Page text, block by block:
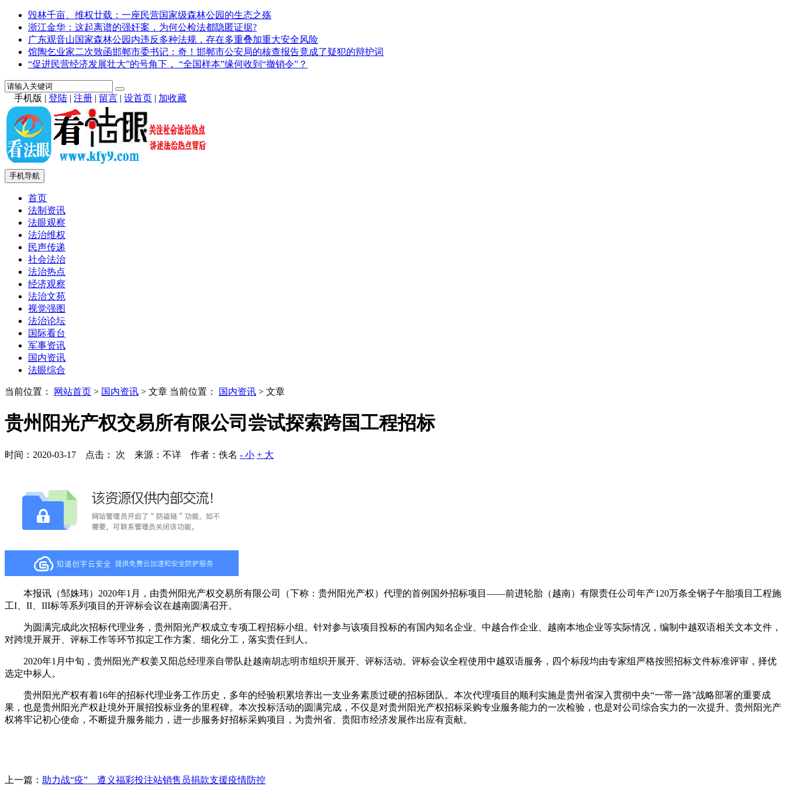
毁林千亩、维权廿载：一座民营国家级森林公园的生态之殇
浙江金华：这起离谱的强奸案，为何公检法都隐匿证据?
广东观音山国家森林公园内违反多种法规，存在多重叠加重大安全风险
馆陶乞业家二次致函邯郸市委书记：奇！邯郸市公安局的核查报告竟成了疑犯的辩护词
“促进民营经济发展壮大”的号角下， “全国样本”缘何收到“撤销令”？
手机版 | 登陆 | 注册 | 留言 | 设首页 | 加收藏
手机导航
首页
法制资讯
法眼观察
法治维权
民声传递
社会法治
法治热点
经济观察
法治文苑
视觉强图
法治论坛
国际看台
军事资讯
国内资讯
法眼综合
当前位置： 网站首页 > 国内资讯 > 文章 当前位置： 国内资讯 > 文章
贵州阳光产权交易所有限公司尝试探索跨国工程招标
时间：2020-03-17 点击： 次 来源：不详 作者：佚名 - 小 + 大
本报讯（邹姝玮）2020年1月，由贵州阳光产权交易所有限公司（下称：贵州阳光产权）代理的首例国外招标项目——前进轮胎（越南）有限责任公司年产120万条全钢子午胎项目工程施
工I、II、III标等系列项目的开评标会议在越南圆满召开。
为圆满完成此次招标代理业务，贵州阳光产权成立专项工程招标小组。针对参与该项目投标的有国内知名企业、中越合作企业、越南本地企业等实际情况，编制中越双语相关文本文件，
对跨境开展开、评标工作等环节拟定工作方案、细化分工，落实责任到人。
2020年1月中旬，贵州阳光产权姜又阳总经理亲自带队赴越南胡志明市组织开展开、评标活动。评标会议全程使用中越双语服务，四个标段均由专家组严格按照招标文件标准评审，择优
选定中标人。
贵州阳光产权有着16年的招标代理业务工作历史，多年的经验积累培养出一支业务素质过硬的招标团队。本次代理项目的顺利实施是贵州省深入贯彻中央“一带一路”战略部署的重要成
果，也是贵州阳光产权赴境外开展招投标业务的里程碑。本次投标活动的圆满完成，不仅是对贵州阳光产权招标采购专业服务能力的一次检验，也是对公司综合实力的一次提升。贵州阳光产
权将牢记初心使命，不断提升服务能力，进一步服务好招标采购项目，为贵州省、贵阳市经济发展作出应有贡献。
上一篇： 助力战“疫” 遵义福彩投注站销售员捐款支援疫情防控